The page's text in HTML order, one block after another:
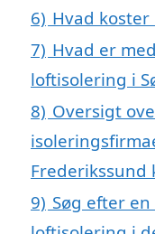
6) Hvad
7) Hvad er
loftisolering i
8) Oversigt
Frederikssund
9) Søg efter